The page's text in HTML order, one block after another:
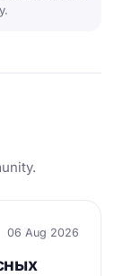
06 Aug 2026